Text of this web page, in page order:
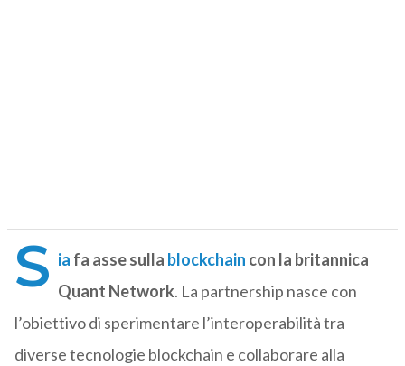
S ia fa asse sulla blockchain con la britannica
Quant Network. La partnership nasce con
l’obiettivo di sperimentare l’interoperabilità tra
diverse tecnologie blockchain e collaborare alla